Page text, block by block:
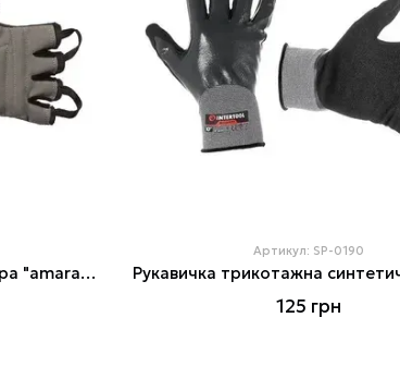
Рукавичка без пальців, екошкіра "amara", захисні вставки на долоні, вставки з лайкри на тильній стороні
Артикул: SP-0190
125 грн